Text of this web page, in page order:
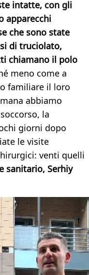
intatte, con gli
apparecchi
che sono state
di truciolato,
chiamano il polo
meno come a
familiare il loro
abbiamo
la
giorni dopo
le visite
venti quelli
sanitario, Serhiy